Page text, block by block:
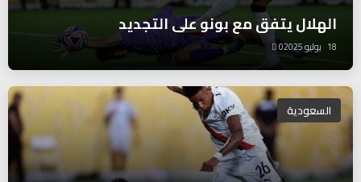
الهلال يتفق مع بونو على التجديد
18 يوليو 2025 0
السعودية